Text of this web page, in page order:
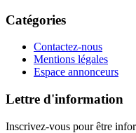
Catégories
Contactez-nous
Mentions légales
Espace annonceurs
Lettre d'information
Inscrivez-vous pour être